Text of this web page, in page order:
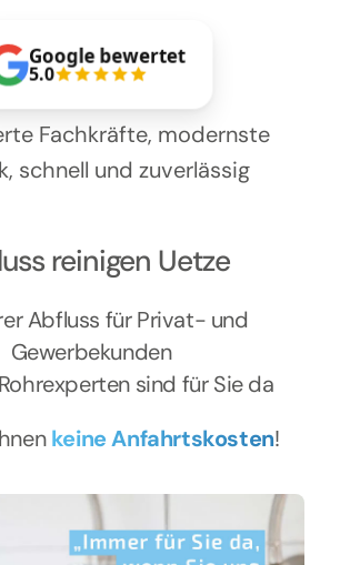
NEWS
Kontakt
Google bewertet
5.0
Fachkräfte, modernste
schnell und zuverlässig
reinigen Uetze
Abfluss für Privat- und
Gewerbekunden
sind für Sie da
keine Anfahrtskosten!